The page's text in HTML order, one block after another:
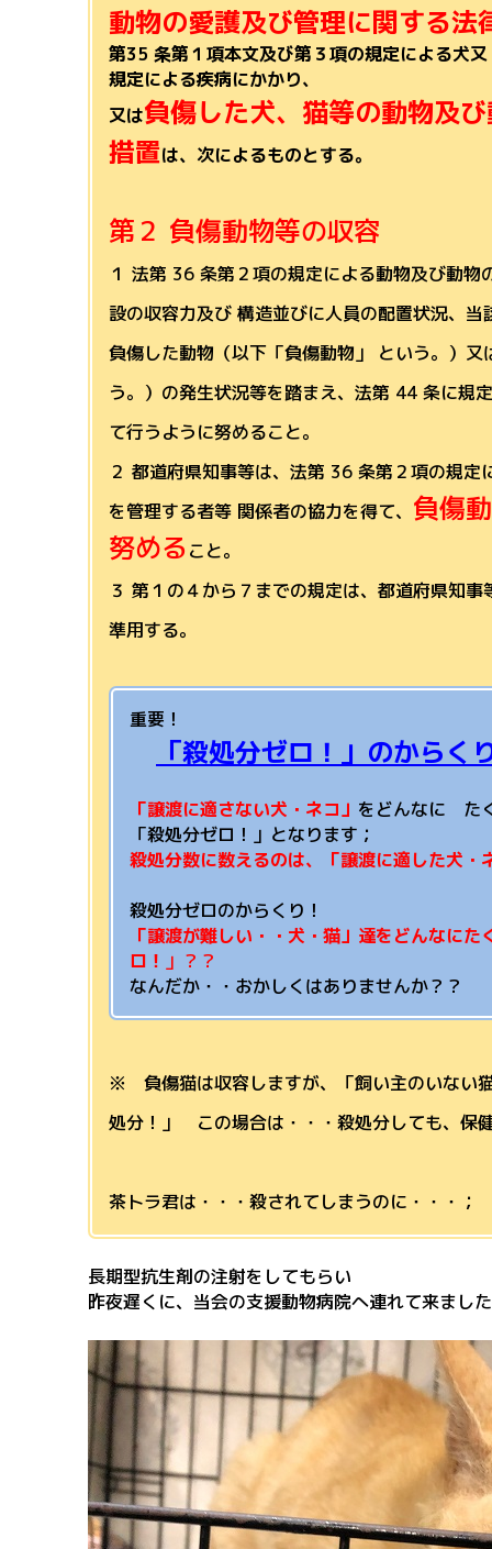
動物の愛護及び管理に関する法
第35 条第１項本文及び第３項の規定による犬
規定による疾病にかかり、
又は負傷した犬、猫等の動物及
措置は、次によるものとする。
第２ 負傷動物等の収容
１ 法第 36 条第２項の規定による動物及び動
設の収容力及び 構造並びに人員の配置状況、
負傷した動物（以下「負傷動物」 という。）
う。）の発生状況等を踏まえ、法第 44 条に規
て行うように努めること。
２ 都道府県知事等は、法第 36 条第２項の規
を管理する者等 関係者の協力を得て、 負傷
努めること。
３ 第１の４から７までの規定は、都道府県知
準用する。
重要！
「殺処分ゼロ！」のからく
「譲渡に適さない犬・ネコ」 をどんなに た
「殺処分ゼロ！」となります；
殺処分数に数えるのは、
「譲渡に適した犬
殺処分ゼロのからくり！
「譲渡が難しい・・犬・猫」達をどんなに
ロ！ 」？？
なんだか・・おかしくはありませんか？？
※ 負傷猫は収容しますが、「飼い主のいない
処分！」 この場合は・・・殺処分しても、保
茶トラ君は・・・殺されてしまうのに・・・
長期型抗生剤の注射をしてもらい
昨夜遅くに、当会の支援動物病院へ連れて来ました